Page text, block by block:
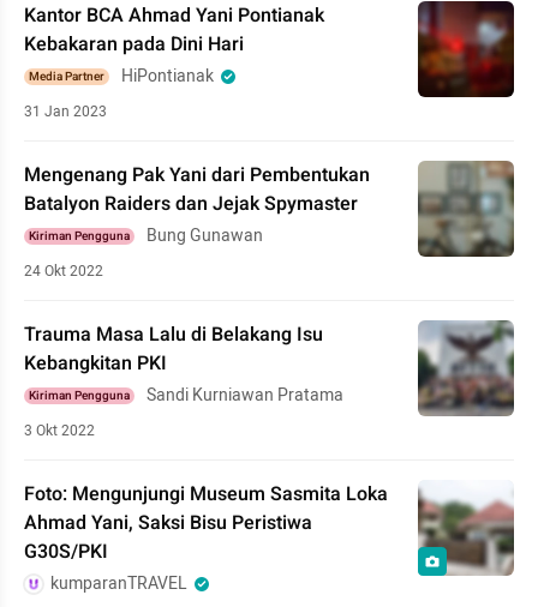
Kantor BCA Ahmad Yani Pontianak
Kebakaran pada Dini Hari
Media Partner HiPontianak
31 Jan 2023
Mengenang Pak Yani dari Pembentukan
Batalyon Raiders dan Jejak Spymaster
Kiriman Pengguna Bung Gunawan
24 Okt 2022
Trauma Masa Lalu di Belakang Isu
Kebangkitan PKI
Kiriman Pengguna Sandi Kurniawan Pratama
3 Okt 2022
Foto: Mengunjungi Museum Sasmita Loka
Ahmad Yani, Saksi Bisu Peristiwa
G30S/PKI
kumparanTRAVEL